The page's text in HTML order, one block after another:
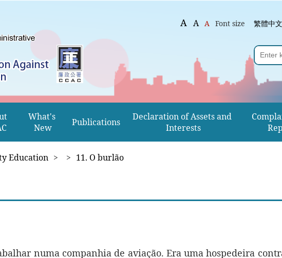
A A A Font size 繁體中文
What's
New
Publications
Declaration of Assets and
Interests
Education > > 11. O burlão
numa companhia de aviação. Era uma hospedeira